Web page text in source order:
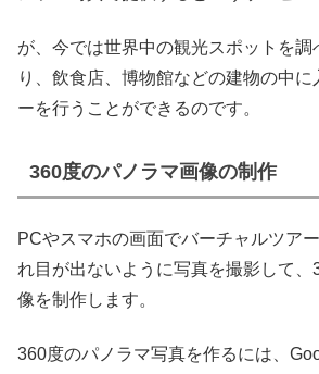
が、今では世界中の観光スポットを調
り、飲食店、博物館などの建物の中
ーを行うことができるのです。
360度のパノラマ画像の制作
PCやスマホの画面でバーチャルツア
れ目が出ないように写真を撮影して
像を制作します。
360度のパノラマ写真を作るには、